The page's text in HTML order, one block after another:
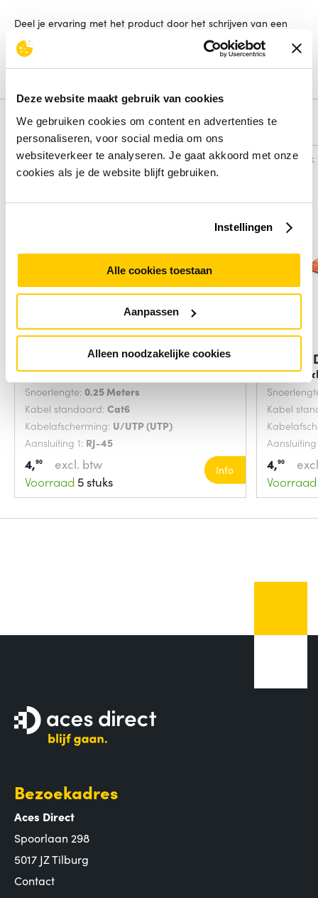
Deze website maakt gebruik van cookies
We gebruiken cookies om content en advertenties te
personaliseren, voor social media om ons
websiteverkeer te analyseren. Je gaat akkoord met onze
cookies als je de website blijft gebruiken.
Instellingen
Alle cookies toestaan
Aanpassen
Alleen noodzakelijke cookies
Deel je ervaring met het product door het schrijven van een
Schrijf een review
Alternatieven
Vergelijk
Digitus DK-1617-0025/B
netwerkkabel Blauw
Snoerlengte: 0.25 Meters
Kabel standaard: Cat6
Kabelafscherming: U/UTP (UTP)
Aansluiting 1: RJ-45
4,90
excl. btw
Voorraad 5 stuks
Info
Vergelijk
Digitus
Kabel
4,90
Voorraad
Bezoekadres
Aces Direct
Spoorlaan 298
5017 JZ Tilburg
Contact